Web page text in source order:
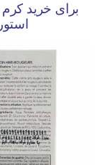
برای خرید کرم